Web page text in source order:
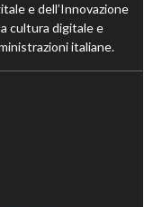
e dell’Innovazione
cultura digitale e
italiane.